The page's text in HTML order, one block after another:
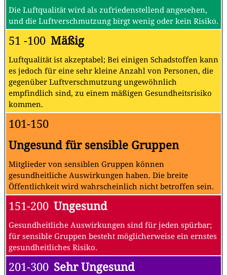
Die Luftqualität wird als zufriedenstellend angesehen,
und die Luftverschmutzung birgt wenig oder kein Risiko.
51 -100 Mäßig
Luftqualität ist akzeptabel; Bei einigen Schadstoffen kann
es jedoch für eine sehr kleine Anzahl von Personen, die
gegenüber Luftverschmutzung ungewöhnlich
empfindlich sind, zu einem mäßigen Gesundheitsrisiko
kommen.
101-150
Ungesund für sensible Gruppen
Mitglieder von sensiblen Gruppen können
gesundheitliche Auswirkungen haben. Die breite
Öffentlichkeit wird wahrscheinlich nicht betroffen sein.
151-200 Ungesund
Gesundheitliche Auswirkungen sind für jeden spürbar;
für sensible Gruppen besteht möglicherweise ein ernstes
gesundheitliches Risiko.
201-300 Sehr Ungesund